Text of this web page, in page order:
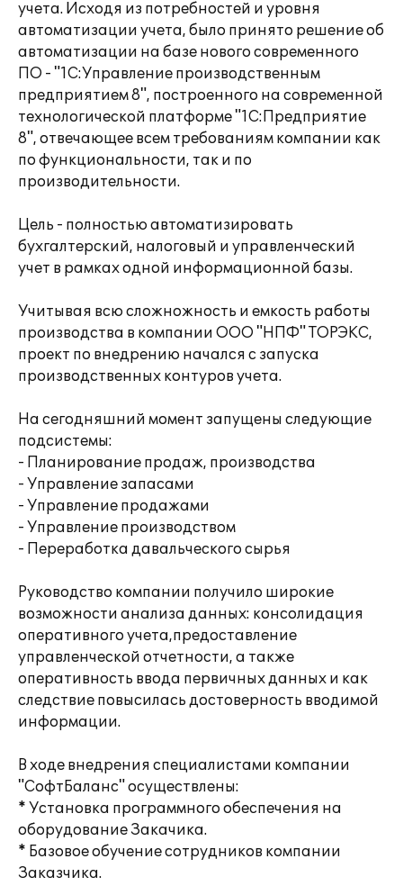
учета. Исходя из потребностей и уровня
автоматизации учета, было принято решение об
автоматизации на базе нового современного
ПО - "1С:Управление производственным
предприятием 8", построенного на современной
технологической платформе "1С:Предприятие
8", отвечающее всем требованиям компании как
по функциональности, так и по
производительности.
Цель - полностью автоматизировать
бухгалтерский, налоговый и управленческий
учет в рамках одной информационной базы.
Учитывая всю сложножность и емкость работы
производства в компании ООО "НПФ" ТОРЭКС,
проект по внедрению начался с запуска
производственных контуров учета.
На сегодняшний момент запущены следующие
подсистемы:
- Планирование продаж, производства
- Управление запасами
- Управление продажами
- Управление производством
- Переработка давальческого сырья
Руководство компании получило широкие
возможности анализа данных: консолидация
оперативного учета,предоставление
управленческой отчетности, а также
оперативность ввода первичных данных и как
следствие повысилась достоверность вводимой
информации.
В ходе внедрения специалистами компании
"СофтБаланс" осуществлены:
* Установка программного обеспечения на
оборудование Закачика.
* Базовое обучение сотрудников компании
Заказчика.